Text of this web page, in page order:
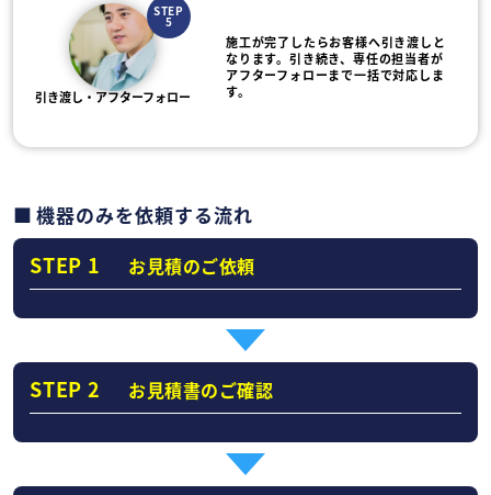
STEP
5
引き渡し・アフターフォロー
施工が完了したらお客様へ引き渡しと
なります。引き続き、専任の担当者が
アフターフォローまで一括で対応しま
す。
機器のみを依頼する流れ
STEP 1 お見積のご依頼
STEP 2 お見積書のご確認